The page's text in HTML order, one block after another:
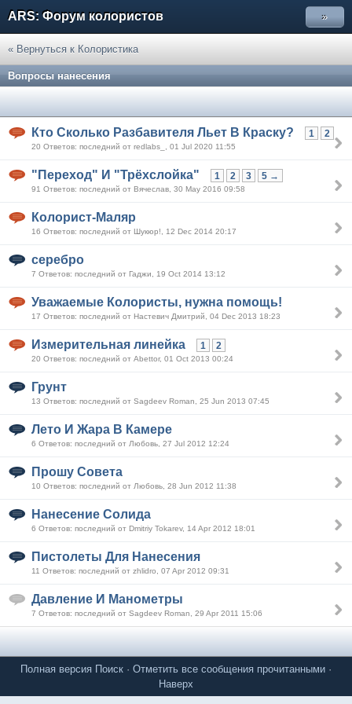
ARS: Форум колористов »
« Вернуться к Колористика
Вопросы нанесения
Кто Сколько Разбавителя Льет В Краску? 1 2
20 Ответов: последний от redlabs_, 01 Jul 2020 11:55
"Переход" И "Трёхслойка" 1 2 3 5 →
91 Ответов: последний от Вячеслав, 30 May 2016 09:58
Колорист-Маляр
16 Ответов: последний от Шукюр!, 12 Dec 2014 20:17
серебро
7 Ответов: последний от Гаджи, 19 Oct 2014 13:12
Уважаемые Колористы, нужна помощь!
17 Ответов: последний от Настевич Дмитрий, 04 Dec 2013 18:23
Измерительная линейка 1 2
20 Ответов: последний от Abettor, 01 Oct 2013 00:24
Грунт
13 Ответов: последний от Sagdeev Roman, 25 Jun 2013 07:45
Лето И Жара В Камере
6 Ответов: последний от Любовь, 27 Jul 2012 12:24
Прошу Совета
10 Ответов: последний от Любовь, 28 Jun 2012 11:38
Нанесение Солида
6 Ответов: последний от Dmitriy Tokarev, 14 Apr 2012 18:01
Пистолеты Для Нанесения
11 Ответов: последний от zhlidro, 07 Apr 2012 09:31
Давление И Манометры
7 Ответов: последний от Sagdeev Roman, 29 Apr 2011 15:06
Полная версия Поиск · Отметить все сообщения прочитанными ·
Наверх